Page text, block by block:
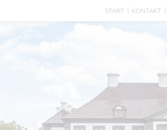
START KONTAKT